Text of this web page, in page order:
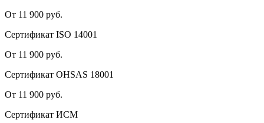
От 11 900 руб.
Сертификат ISO 14001
От 11 900 руб.
Сертификат OHSAS 18001
От 11 900 руб.
Сертификат ИСМ